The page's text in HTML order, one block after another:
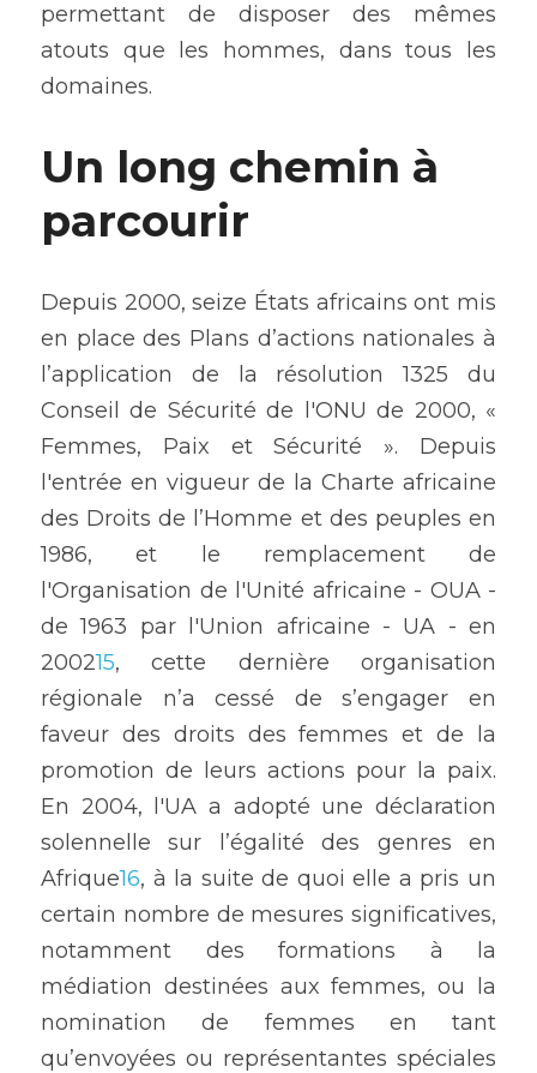
permettant de disposer des mêmes
atouts que les hommes, dans tous les
domaines.
Un long chemin à
parcourir
Depuis 2000, seize États africains ont mis
en place des Plans d’actions nationales à
l’application de la résolution 1325 du
Conseil de Sécurité de l'ONU de 2000, «
Femmes, Paix et Sécurité ». Depuis
l'entrée en vigueur de la Charte africaine
des Droits de l’Homme et des peuples en
1986, et le remplacement de
l'Organisation de l'Unité africaine - OUA -
de 1963 par l'Union africaine - UA - en
200215, cette dernière organisation
régionale n’a cessé de s’engager en
faveur des droits des femmes et de la
promotion de leurs actions pour la paix.
En 2004, l'UA a adopté une déclaration
solennelle sur l’égalité des genres en
Afrique16, à la suite de quoi elle a pris un
certain nombre de mesures significatives,
notamment des formations à la
médiation destinées aux femmes, ou la
nomination de femmes en tant
qu’envoyées ou représentantes spéciales